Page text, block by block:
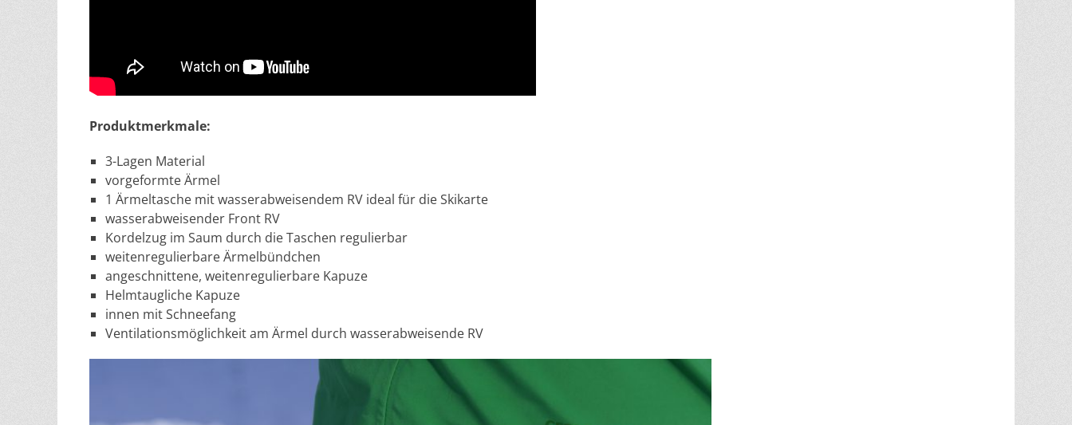
Produktmerkmale:
3-Lagen Material
vorgeformte Ärmel
1 Ärmeltasche mit wasserabweisendem RV ideal für die Skikarte
wasserabweisender Front RV
Kordelzug im Saum durch die Taschen regulierbar
weitenregulierbare Ärmelbündchen
angeschnittene, weitenregulierbare Kapuze
Helmtaugliche Kapuze
innen mit Schneefang
Ventilationsmöglichkeit am Ärmel durch wasserabweisende RV